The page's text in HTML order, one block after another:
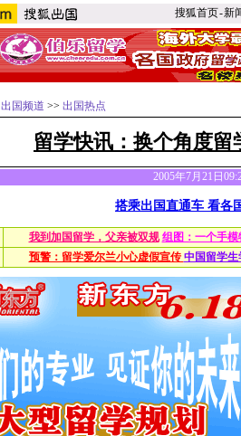
搜狐首页-新
出国频道 >> 出国热点
留学快讯： 换个角度留
2005年7月21日
搭乘出国直通车 看各
我到加国留学，父亲被双规 组图：一个手
预警：留学爱尔兰小心虚假宣传 中国留学